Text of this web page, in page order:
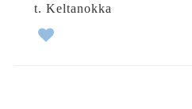
t. Keltanokka